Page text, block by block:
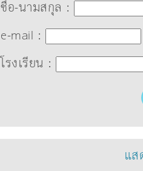
ชื่อ-นามสกุล :
e-mail :
โรงเรียน :
แ